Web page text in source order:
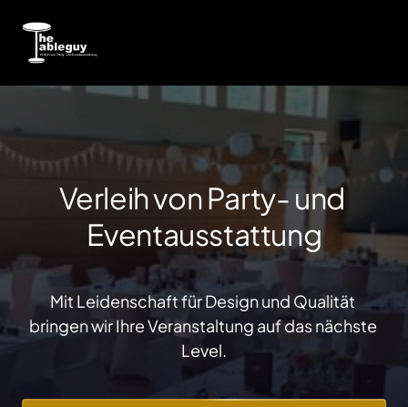
Verleih von Party- und
Eventausstattung
Mit Leidenschaft für Design und Qualität
bringen wir Ihre Veranstaltung auf das nächste
Level.